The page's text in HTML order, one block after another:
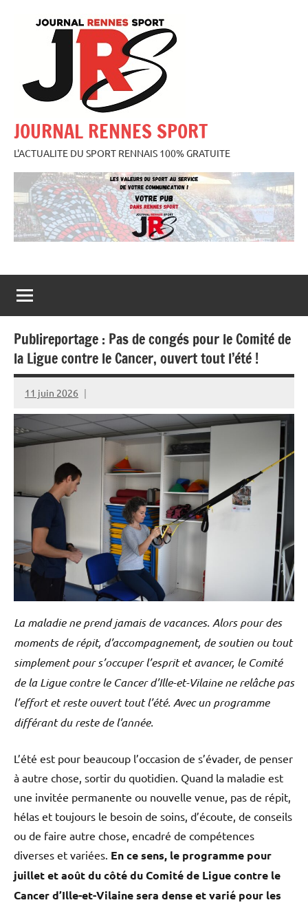
JOURNAL RENNES SPORT
L'ACTUALITE DU SPORT RENNAIS 100% GRATUITE
Publireportage : Pas de congés pour le Comité de
la Ligue contre le Cancer, ouvert tout l’été !
11 juin 2026
Rédaction
JRS
La maladie ne prend jamais de vacances. Alors pour des
moments de répit, d’accompagnement, de soutien ou tout
simplement pour s’occuper l’esprit et avancer, le Comité
de la Ligue contre le Cancer d’Ille-et-Vilaine ne relâche pas
l’effort et reste ouvert tout l’été. Avec un programme
différant du reste de l’année.
L’été est pour beaucoup l’occasion de s’évader, de penser
à autre chose, sortir du quotidien. Quand la maladie est
une invitée permanente ou nouvelle venue, pas de répit,
hélas et toujours le besoin de soins, d’écoute, de conseils
ou de faire autre chose, encadré de compétences
diverses et variées. En ce sens, le programme pour
juillet et août du côté du Comité de Ligue contre le
Cancer d’Ille-et-Vilaine sera dense et varié pour les